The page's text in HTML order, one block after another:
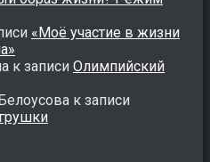
«Моё участие в жизни
к записи Олимпийский
к записи